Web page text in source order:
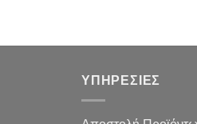
ΥΠΗΡΕΣΙΕΣ